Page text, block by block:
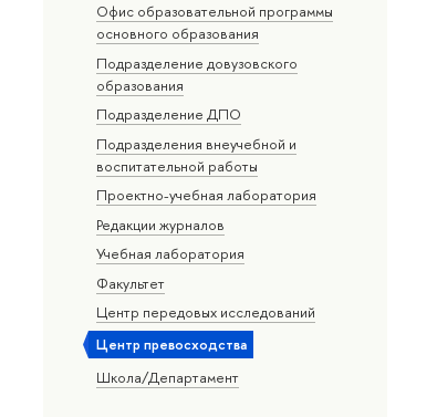
Офис образовательной программы
основного образования
Подразделение довузовского
образования
Подразделение ДПО
Подразделения внеучебной и
воспитательной работы
Проектно-учебная лаборатория
Редакции журналов
Учебная лаборатория
Факультет
Центр передовых исследований
Центр превосходства
Школа/Департамент